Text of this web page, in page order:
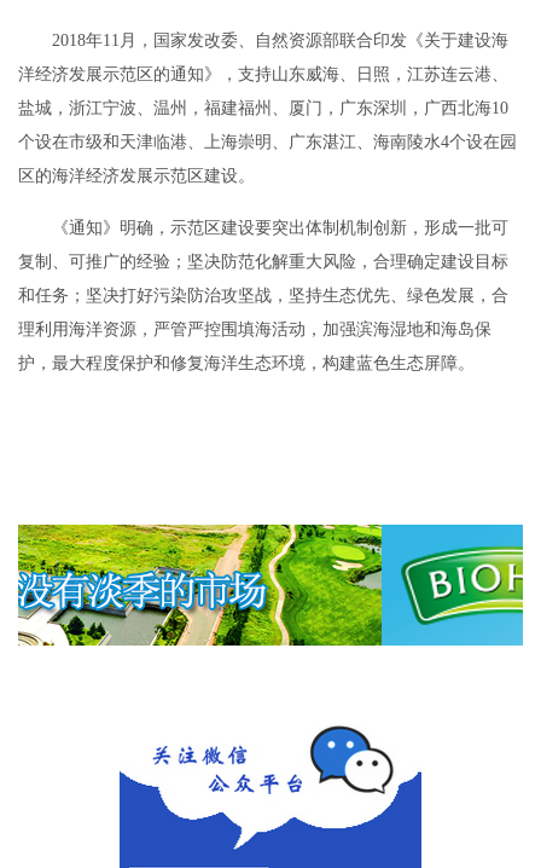
2018年11月，国家发改委、自然资源部联合印发《关于建设海
洋经济发展示范区的通知》，支持山东威海、日照，江苏连云港、
盐城，浙江宁波、温州，福建福州、厦门，广东深圳，广西北海10
个设在市级和天津临港、上海崇明、广东湛江、海南陵水4个设在园
区的海洋经济发展示范区建设。
《通知》明确，示范区建设要突出体制机制创新，形成一批可
复制、可推广的经验；坚决防范化解重大风险，合理确定建设目标
和任务；坚决打好污染防治攻坚战，坚持生态优先、绿色发展，合
理利用海洋资源，严管严控围填海活动，加强滨海湿地和海岛保
护，最大程度保护和修复海洋生态环境，构建蓝色生态屏障。